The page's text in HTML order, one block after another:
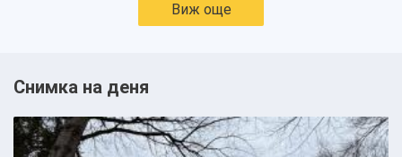
Виж още
Снимка на деня